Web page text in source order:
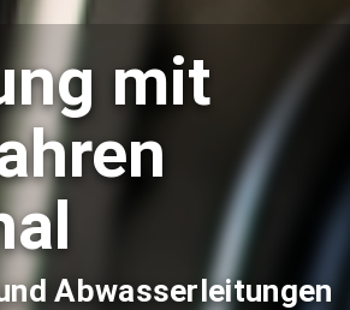
mit
Abwasserleitungen